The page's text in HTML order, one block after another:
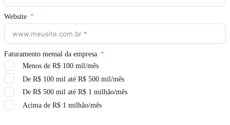
Website
Faturamento mensal da empresa
Menos de R$ 100 mil/mês
De R$ 100 mil até R$ 500 mil/mês
De R$ 500 mil até R$ 1 milhão/mês
Acima de R$ 1 milhão/mês